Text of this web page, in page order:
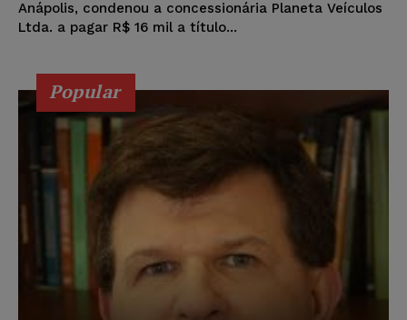
Anápolis, condenou a concessionária Planeta Veículos
Ltda. a pagar R$ 16 mil a título...
Popular